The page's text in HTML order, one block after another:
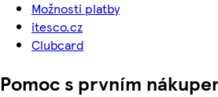
Možnosti platby
itesco.cz
Clubcard
Pomoc s prvním